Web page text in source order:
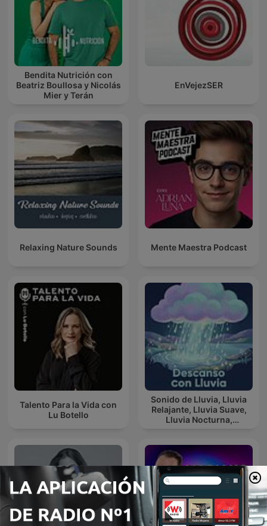
Bendita Nutrición con
Beatriz Boullosa y Nicolás
Mier y Terán
EnVejezSER
Relaxing Nature Sounds Mente Maestra Podcast
Talento Para la Vida con
Lu Botello
Sonido de Lluvia, Lluvia
Relajante, Lluvia Suave,
Lluvia Nocturna,